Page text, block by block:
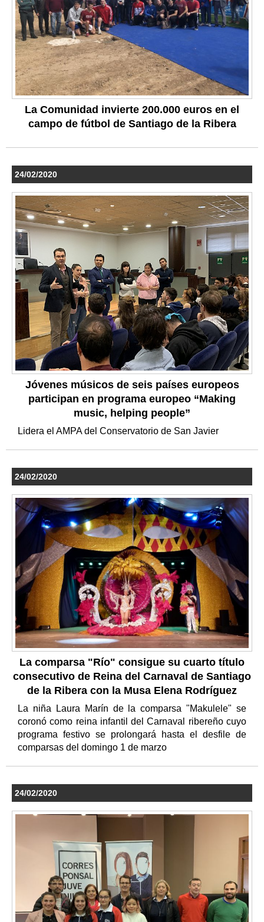
La Comunidad invierte 200.000 euros en el
campo de fútbol de Santiago de la Ribera
24/02/2020
Jóvenes músicos de seis países europeos
participan en programa europeo “Making
music, helping people”
Lidera el AMPA del Conservatorio de San Javier
24/02/2020
La comparsa "Río" consigue su cuarto título
consecutivo de Reina del Carnaval de Santiago
de la Ribera con la Musa Elena Rodríguez
La niña Laura Marín de la comparsa "Makulele" se
coronó como reina infantil del Carnaval ribereño cuyo
programa festivo se prolongará hasta el desfile de
comparsas del domingo 1 de marzo
24/02/2020